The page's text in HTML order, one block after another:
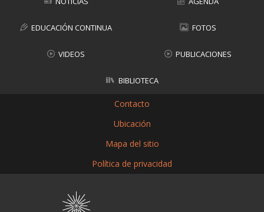
EDUCACIÓN CONTINUA FOTOS
VIDEOS PUBLICACIONES
BIBLIOTECA
Contacto
Ubicación
Mapa del sitio
Política de privacidad